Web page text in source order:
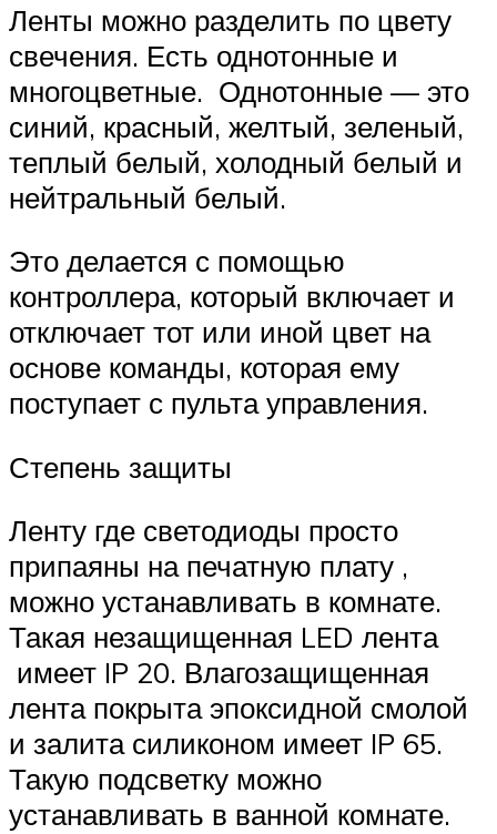
Ленты можно разделить по цвету
свечения. Есть однотонные и
многоцветные. Однотонные — это
синий, красный, желтый, зеленый,
теплый белый, холодный белый и
нейтральный белый.
Это делается с помощью
контроллера, который включает и
отключает тот или иной цвет на
основе команды, которая ему
поступает с пульта управления.
Степень защиты
Ленту где светодиоды просто
припаяны на печатную плату ,
можно устанавливать в комнате.
Такая незащищенная LED лента
имеет IP 20. Влагозащищенная
лента покрыта эпоксидной смолой
и залита силиконом имеет IP 65.
Такую подсветку можно
устанавливать в ванной комнате.